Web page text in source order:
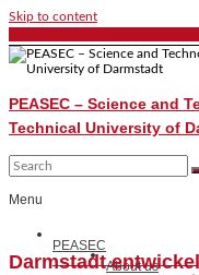
Skip to content
PEASEC – Science and
Technical University of
Menu
PEASEC
About us
Darmstadt